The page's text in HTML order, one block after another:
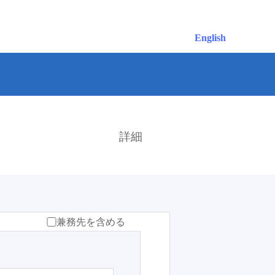
English
詳細
兼務先を含める